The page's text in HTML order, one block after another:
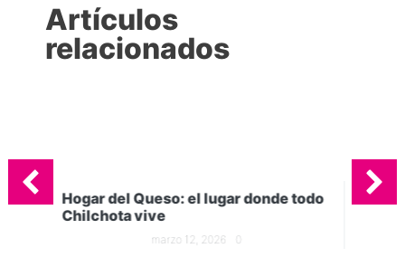
Artículos
relacionados
todo
5 tipos quesos que no pueden faltar
en tu cocina
marzo 5, 2026